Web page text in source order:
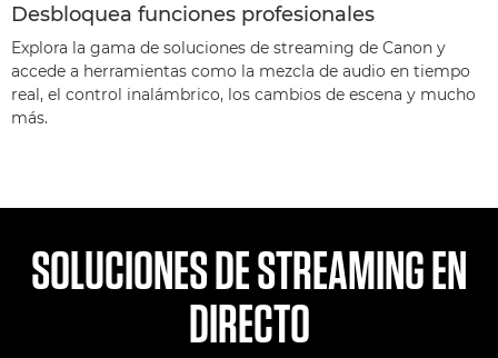
Desbloquea funciones profesionales
Explora la gama de soluciones de streaming de Canon y
accede a herramientas como la mezcla de audio en tiempo
real, el control inalámbrico, los cambios de escena y mucho
más.
SOLUCIONES DE STREAMING EN
DIRECTO